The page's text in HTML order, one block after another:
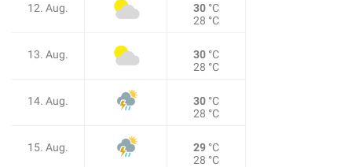
12. Aug. 30 °C
28 °C
13. Aug. 30 °C
28 °C
14. Aug. 30 °C
28 °C
15. Aug. 29 °C
28 °C